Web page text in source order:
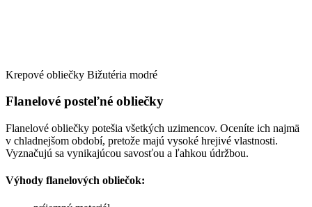
Krepové obliečky Bižutéria modré
Flanelové posteľné obliečky
Flanelové obliečky potešia všetkých uzimencov. Oceníte ich najmä
v chladnejšom období, pretože majú vysoké hrejivé vlastnosti.
Vyznačujú sa vynikajúcou savosťou a ľahkou údržbou.
Výhody flanelových obliečok: